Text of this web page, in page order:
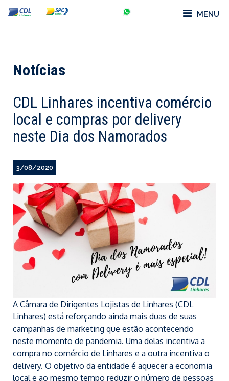
MENU
Notícias
CDL Linhares incentiva comércio
local e compras por delivery
neste Dia dos Namorados
3/08/2020
A Câmara de Dirigentes Lojistas de Linhares (CDL
Linhares) está reforçando ainda mais duas de suas
campanhas de marketing que estão acontecendo
neste momento de pandemia. Uma delas incentiva a
compra no comércio de Linhares e a outra incentiva o
delivery. O objetivo da entidade é aquecer a economia
local e ao mesmo tempo reduzir o número de pessoas